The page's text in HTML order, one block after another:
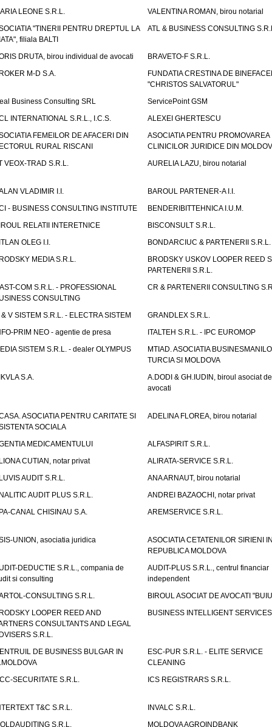
LEONE S.R.L.
VALENTINA ROMAN, birou notarial
"TINERII PENTRU DREPTUL LA
filiala BALTI
ATL & BUSINESS CONSULTING
DRUTA, birou individual de avocati
BRAVETO-F S.R.L.
M-D S.A.
FUNDATIA CRESTINA DE
"CHRISTOS SALVATORUL"
Business Consulting SRL
ServicePoint GSM
INTERNATIONAL S.R.L., I.C.S.
ALEXEI GHERTESCU
FEMEILOR DE AFACERI DIN
RURAL RISCANI
ASOCIATIA PENTRU PROMOVAREA
CLINICILOR JURIDICE DIN
VEOX-TRAD S.R.L.
AURELIA LAZU, birou notarial
VLADIMIR I.I.
BAROUL PARTENER-A I.I.
- BUSINESS CONSULTING INSTITUTE
BENDERIBITTEHNICA I.U.M.
RELATII INTERETNICE
BISCONSULT S.R.L.
OLEG I.I.
BONDARCIUC & PARTENERII S.R.L.
MEDIA S.R.L.
BRODSKY USKOV LOOPER REED
PARTENERII S.R.L.
COM S.R.L. - PROFESSIONAL
CONSULTING
CR & PARTENERII CONSULTING
& V SISTEM S.R.L. - ELECTRA SISTEM
GRANDLEX S.R.L.
PRIM NEO - agentie de presa
ITALTEH S.R.L. - IPC EUROMOP
SISTEM S.R.L. - dealer OLYMPUS
MTIAD. ASOCIATIA
TURCIA SI MOLDOVA
S.A.
A.DODI & GH.IUDIN, biroul asociat de
avocati
ASOCIATIA PENTRU CARITATE SI
SOCIALA
ADELINA FLOREA, birou notarial
MEDICAMENTULUI
ALFASPIRIT S.R.L.
CUTIAN, notar privat
ALIRATA-SERVICE S.R.L.
AUDIT S.R.L.
ANA ARNAUT, birou notarial
AUDIT PLUS S.R.L.
ANDREI BAZAOCHI, notar privat
CANAL CHISINAU S.A.
AREMSERVICE S.R.L.
UNION, asociatia juridica
ASOCIATIA CETATENILOR SIRIENI
REPUBLICA MOLDOVA
DEDUCTIE S.R.L., compania de
si consulting
AUDIT-PLUS S.R.L., centrul financiar
independent
CONSULTING S.R.L.
BIROUL ASOCIAT DE AVOCATI
LOOPER REED AND
CONSULTANTS AND LEGAL
S.R.L.
BUSINESS INTELLIGENT
DE BUSINESS BULGAR IN
ESC-PUR S.R.L. - ELITE SERVICE
CLEANING
SECURITATE S.R.L.
ICS REGISTRARS S.R.L.
T&C S.R.L.
INVALC S.R.L.
S.R.L.
MOLDOVA AGROINDBANK